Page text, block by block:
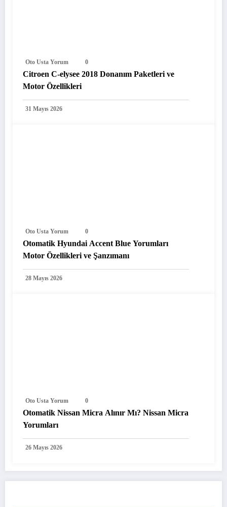
Oto Usta Yorum 0
Citroen C-elysee 2018 Donanım Paketleri ve
Motor Özellikleri
31 Mayıs 2026
Oto Usta Yorum 0
Otomatik Hyundai Accent Blue Yorumları
Motor Özellikleri ve Şanzımanı
28 Mayıs 2026
Oto Usta Yorum 0
Otomatik Nissan Micra Alınır Mı? Nissan Micra
Yorumları
26 Mayıs 2026